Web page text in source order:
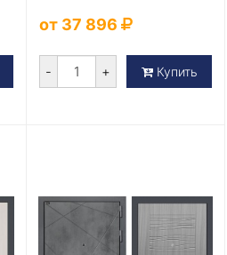
от 37 896
- + Купить